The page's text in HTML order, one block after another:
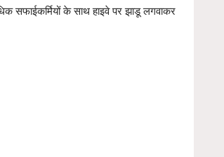
सफाईकर्मियों के साथ हाइवे पर झाडू लगवाकर